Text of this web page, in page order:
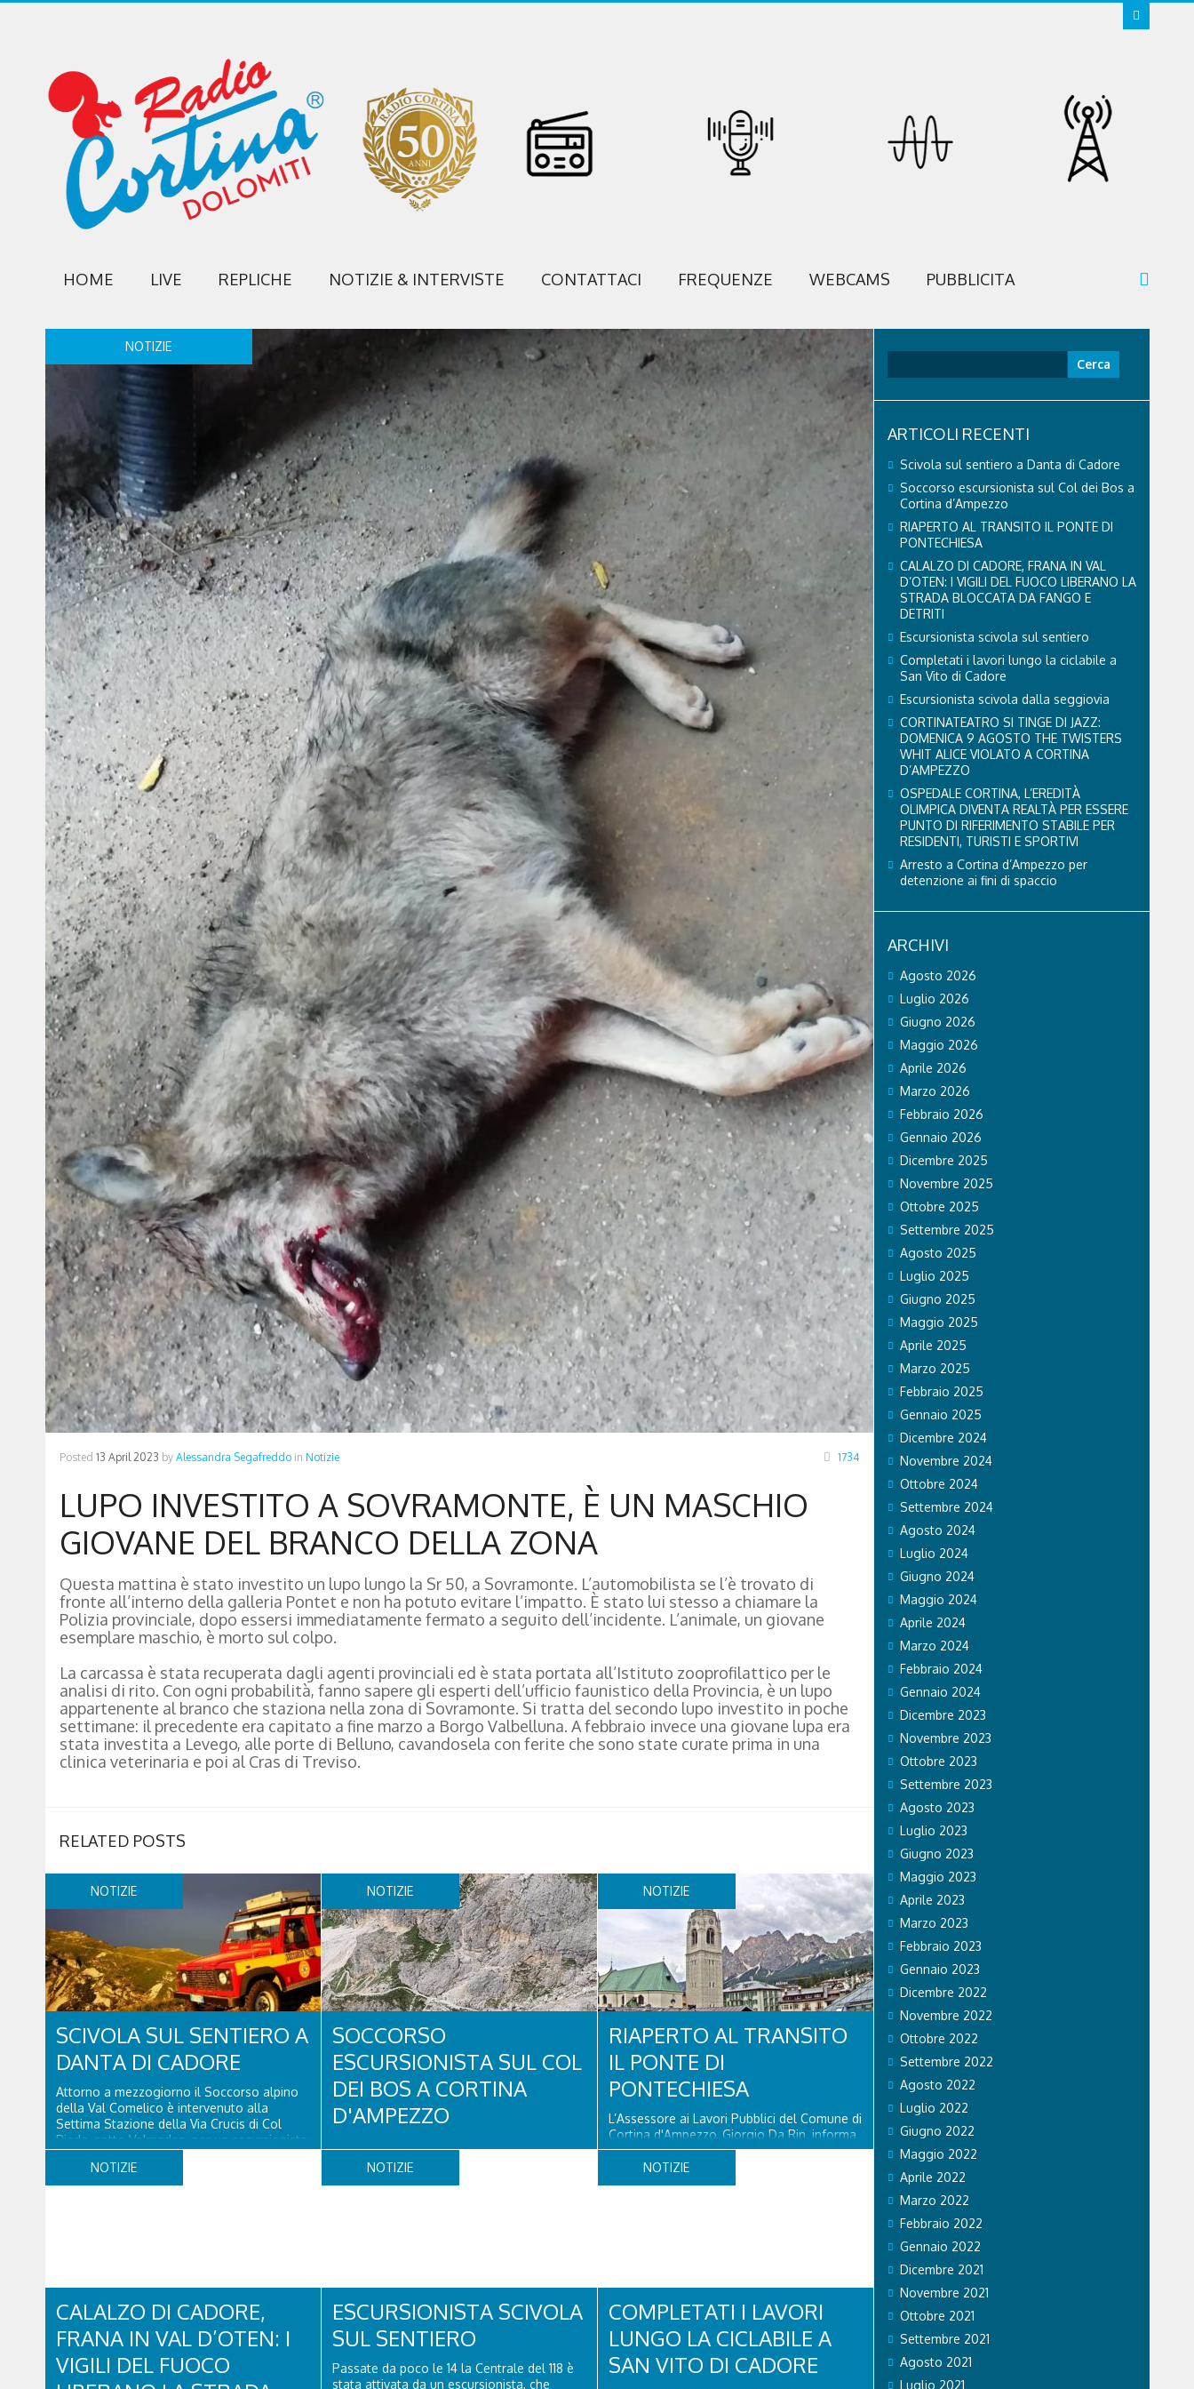
HOME LIVE REPLICHE NOTIZIE & INTERVISTE CONTATTACI FREQUENZE WEBCAMS PUBBLICITA
NOTIZIE
Posted 13 April 2023 by Alessandra Segafreddo in Notizie 1734
LUPO INVESTITO A SOVRAMONTE, È UN MASCHIO
GIOVANE DEL BRANCO DELLA ZONA
Questa mattina è stato investito un lupo lungo la Sr 50, a Sovramonte. L’automobilista se l’è trovato di
fronte all’interno della galleria Pontet e non ha potuto evitare l’impatto. È stato lui stesso a chiamare la
Polizia provinciale, dopo essersi immediatamente fermato a seguito dell’incidente. L’animale, un giovane
esemplare maschio, è morto sul colpo.
La carcassa è stata recuperata dagli agenti provinciali ed è stata portata all’Istituto zooprofilattico per le
analisi di rito. Con ogni probabilità, fanno sapere gli esperti dell’ufficio faunistico della Provincia, è un lupo
appartenente al branco che staziona nella zona di Sovramonte. Si tratta del secondo lupo investito in poche
settimane: il precedente era capitato a fine marzo a Borgo Valbelluna. A febbraio invece una giovane lupa era
stata investita a Levego, alle porte di Belluno, cavandosela con ferite che sono state curate prima in una
clinica veterinaria e poi al Cras di Treviso.
RELATED POSTS
NOTIZIE
SCIVOLA SUL SENTIERO A
DANTA DI CADORE
Attorno a mezzogiorno il Soccorso alpino
della Val Comelico è intervenuto alla
Settima Stazione della Via Crucis di Col
Piedo, sotto Valmaden, per un escursionista
di Carnago (VA), che faceva parte di una
comitiva e aveva riportato un trauma...
NOTIZIE
SOCCORSO
ESCURSIONISTA SUL COL
DEI BOS A CORTINA
D'AMPEZZO
chiesto aiuto, dopo aver perso la traccia
mentre risaliva il sentiero del Col dei Bos.
NOTIZIE
RIAPERTO AL TRANSITO
IL PONTE DI
PONTECHIESA
L’Assessore ai Lavori Pubblici del Comune di
Cortina d'Ampezzo, Giorgio Da Rin, informa
che il Ponte di Pontechiesa, prospiciente
alla Latteria Cortina, è ufficialmente riaperto
al transito a partire da oggi, sabato 8
NOTIZIE
CALALZO DI CADORE,
FRANA IN VAL D’OTEN: I
VIGILI DEL FUOCO
NOTIZIE
ESCURSIONISTA SCIVOLA
SUL SENTIERO
Passate da poco le 14 la Centrale del 118 è
stata attivata da un escursionista, che
NOTIZIE
COMPLETATI I LAVORI
LUNGO LA CICLABILE A
SAN VITO DI CADORE
ARTICOLI RECENTI
Scivola sul sentiero a Danta di Cadore
Soccorso escursionista sul Col dei Bos a
Cortina d’Ampezzo
RIAPERTO AL TRANSITO IL PONTE DI
PONTECHIESA
CALALZO DI CADORE, FRANA IN VAL
D’OTEN: I VIGILI DEL FUOCO LIBERANO LA
STRADA BLOCCATA DA FANGO E
DETRITI
Escursionista scivola sul sentiero
Completati i lavori lungo la ciclabile a
San Vito di Cadore
Escursionista scivola dalla seggiovia
CORTINATEATRO SI TINGE DI JAZZ:
DOMENICA 9 AGOSTO THE TWISTERS
WHIT ALICE VIOLATO A CORTINA
D’AMPEZZO
OSPEDALE CORTINA, L’EREDITÀ
OLIMPICA DIVENTA REALTÀ PER ESSERE
PUNTO DI RIFERIMENTO STABILE PER
RESIDENTI, TURISTI E SPORTIVI
Arresto a Cortina d’Ampezzo per
detenzione ai fini di spaccio
ARCHIVI
Agosto 2026
Luglio 2026
Giugno 2026
Maggio 2026
Aprile 2026
Marzo 2026
Febbraio 2026
Gennaio 2026
Dicembre 2025
Novembre 2025
Ottobre 2025
Settembre 2025
Agosto 2025
Luglio 2025
Giugno 2025
Maggio 2025
Aprile 2025
Marzo 2025
Febbraio 2025
Gennaio 2025
Dicembre 2024
Novembre 2024
Ottobre 2024
Settembre 2024
Agosto 2024
Luglio 2024
Giugno 2024
Maggio 2024
Aprile 2024
Marzo 2024
Febbraio 2024
Gennaio 2024
Dicembre 2023
Novembre 2023
Ottobre 2023
Settembre 2023
Agosto 2023
Luglio 2023
Giugno 2023
Maggio 2023
Aprile 2023
Marzo 2023
Febbraio 2023
Gennaio 2023
Dicembre 2022
Novembre 2022
Ottobre 2022
Settembre 2022
Agosto 2022
Luglio 2022
Giugno 2022
Maggio 2022
Aprile 2022
Marzo 2022
Febbraio 2022
Gennaio 2022
Dicembre 2021
Novembre 2021
Ottobre 2021
Settembre 2021
Agosto 2021
Luglio 2021